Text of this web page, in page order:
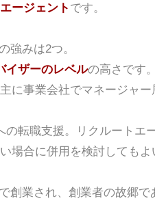
ージェント です。
強みは2つ。
イザーのレベルの高さです。
に事業会社でマネージャ
の転職支援。リクルートエ
場合に併用を検討してもよ
創業され、創業者の故郷